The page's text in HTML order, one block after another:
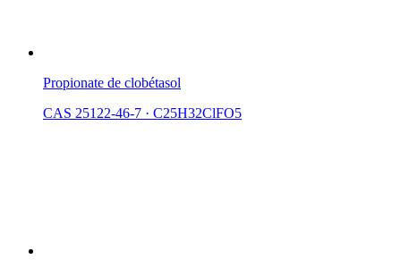
Propionate de clobétasol
CAS 25122-46-7 · C25H32ClFO5